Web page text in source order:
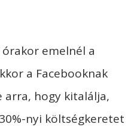
emelnél a
a Facebooknak
arra, hogy kitalálja,
nyi költségkeretet